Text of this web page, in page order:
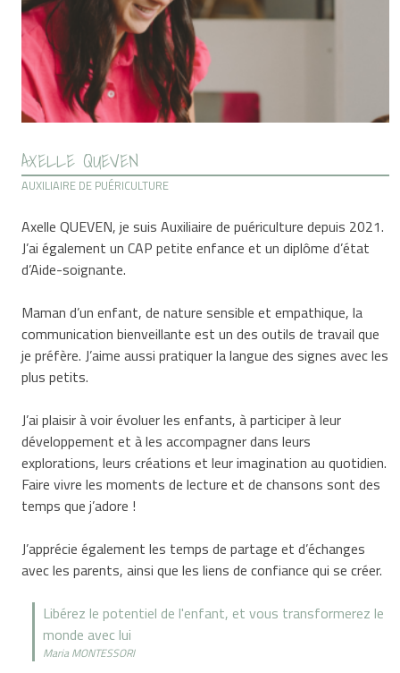
AXELLE QUEVEN
AUXILIAIRE DE PUÉRICULTURE
Axelle QUEVEN, je suis Auxiliaire de puériculture depuis 2021.
J’ai également un CAP petite enfance et un diplôme d’état
d’Aide-soignante.
Maman d’un enfant, de nature sensible et empathique, la
communication bienveillante est un des outils de travail que
je préfère. J’aime aussi pratiquer la langue des signes avec les
plus petits.
J’ai plaisir à voir évoluer les enfants, à participer à leur
développement et à les accompagner dans leurs
explorations, leurs créations et leur imagination au quotidien.
Faire vivre les moments de lecture et de chansons sont des
temps que j’adore !
J’apprécie également les temps de partage et d’échanges
avec les parents, ainsi que les liens de confiance qui se créer.
Libérez le potentiel de l'enfant, et vous transformerez le
monde avec lui
Maria MONTESSORI